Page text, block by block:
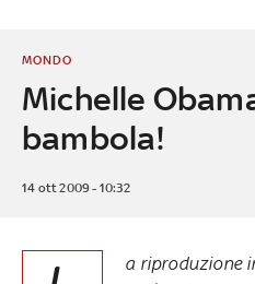
Michelle
bambola!
MONDO
14 ott 2009 - 10:32
a riproduzione